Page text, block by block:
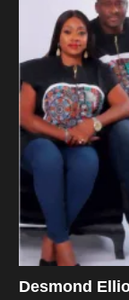
Desmond